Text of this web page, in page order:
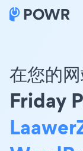
在您的
Friday